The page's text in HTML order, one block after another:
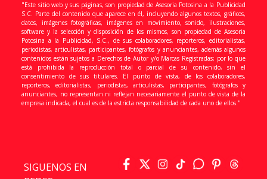
"Este sitio web y sus páginas, son propiedad de Asesoria Potosina a la Publicidad
S.C. Parte del contenido que aparece en él, incluyendo algunos textos, gráficos,
datos, imágenes fotográficas, imágenes en movimiento, sonido, ilustraciones,
software y la selección y disposición de los mismos, son propiedad de Asesoria
Potosina a la Publicidad, S.C., de sus colaboradores, reporteros, editorialistas,
periodistas, articulistas, participantes, fotógrafos y anunciantes, además algunos
contenidos están sujetos a Derechos de Autor y/o Marcas Registradas; por lo que
está prohibida la reproducción total o parcial de su contenido, sin el
consentimiento de sus titulares. El punto de vista, de los colaboradores,
reporteros, editorialistas, periodistas, articulistas, participantes, fotógrafos y
anunciantes, no representan ni reflejan necesariamente el punto de vista de la
empresa indicada, el cual es de la estricta responsabilidad de cada uno de ellos."
SIGUENOS EN